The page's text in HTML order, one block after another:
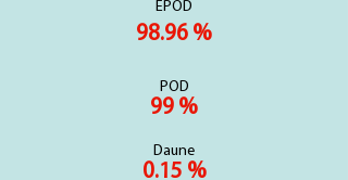
EPOD
98.96 %
POD
99 %
Daune
0.15 %